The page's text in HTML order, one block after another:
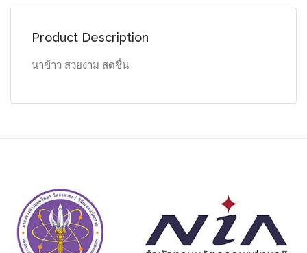
Product Description
นาข้าว สวยงาม สดชื่น